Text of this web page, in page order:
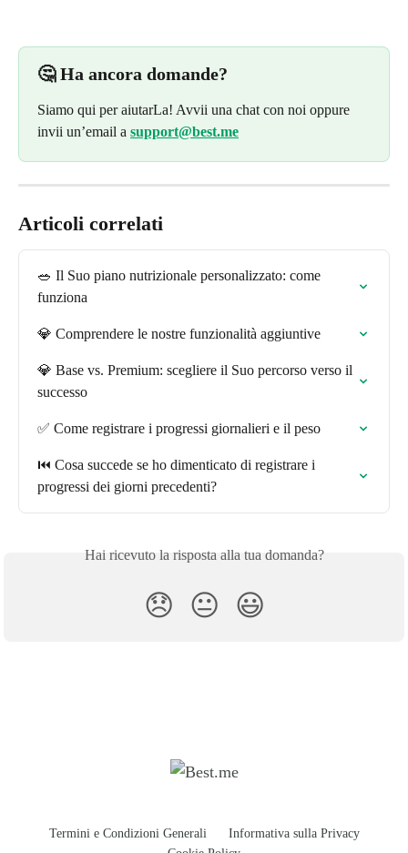
🤔 Ha ancora domande?
Siamo qui per aiutarLa! Avvii una chat con noi oppure
invii un’email a support@best.me
Articoli correlati
🥗 Il Suo piano nutrizionale personalizzato: come
funziona
💎 Comprendere le nostre funzionalità aggiuntive
💎 Base vs. Premium: scegliere il Suo percorso verso il
successo
✅ Come registrare i progressi giornalieri e il peso
⏮️ Cosa succede se ho dimenticato di registrare i
progressi dei giorni precedenti?
Hai ricevuto la risposta alla tua domanda?
😞 😐 😃
Termini e Condizioni Generali
Informativa sulla Privacy